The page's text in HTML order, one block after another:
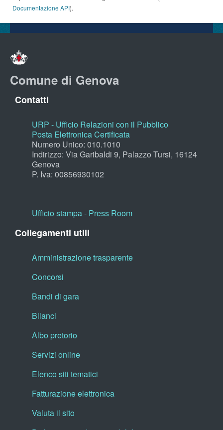
Documentazione API).
Comune di Genova
Contatti
URP - Ufficio Relazioni con il Pubblico
Posta Elettronica Certificata
Numero Unico: 010.1010
Indirizzo: Via Garibaldi 9, Palazzo Tursi, 16124
Genova
P. Iva: 00856930102
Ufficio stampa - Press Room
Collegamenti utili
Amministrazione trasparente
Concorsi
Bandi di gara
Bilanci
Albo pretorio
Servizi online
Elenco siti tematici
Fatturazione elettronica
Valuta il sito